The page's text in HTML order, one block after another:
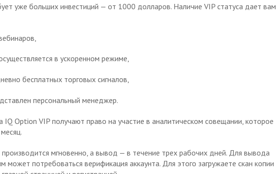
уже больших инвестиций — от 1000 долларов. Наличие VIP статуса дает вам
в ускоренном режиме,
бесплатных торговых сигналов,
персональный менеджер.
IQ Option VIP получают право на участие в аналитическом совещании, которое
мгновенно, а вывод — в течение трех рабочих дней. Для вывода
может потребоваться верификация аккаунта. Для этого загружаете скан копии